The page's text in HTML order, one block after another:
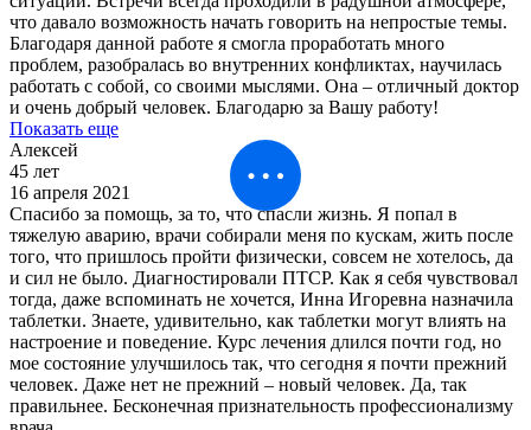
что давало возможность начать говорить на непростые темы.
Благодаря данной работе я смогла проработать много
проблем, разобралась во внутренних конфликтах, научилась
работать с собой, со своими мыслями. Она – отличный доктор
и очень добрый человек. Благодарю за Вашу работу!
Показать еще
Алексей
45 лет
16 апреля 2021
Спасибо за помощь, за то, что спасли жизнь. Я попал в
тяжелую аварию, врачи собирали меня по кускам, жить после
того, что пришлось пройти физически, совсем не хотелось, да
и сил не было. Диагностировали ПТСР. Как я себя чувствовал
тогда, даже вспоминать не хочется, Инна Игоревна назначила
таблетки. Знаете, удивительно, как таблетки могут влиять на
настроение и поведение. Курс лечения длился почти год, но
мое состояние улучшилось так, что сегодня я почти прежний
человек. Даже нет не прежний – новый человек. Да, так
правильнее. Бесконечная признательность профессионализму